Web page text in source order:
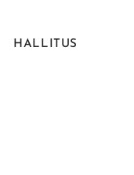
HALLITUS